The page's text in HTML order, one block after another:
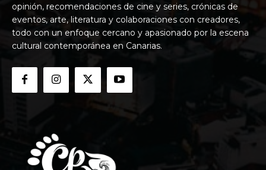
opinión, recomendaciones de cine y series, crónicas de
eventos, arte, literatura y colaboraciones con creadores,
todo con un enfoque cercano y apasionado por la escena
cultural contemporánea en Canarias.